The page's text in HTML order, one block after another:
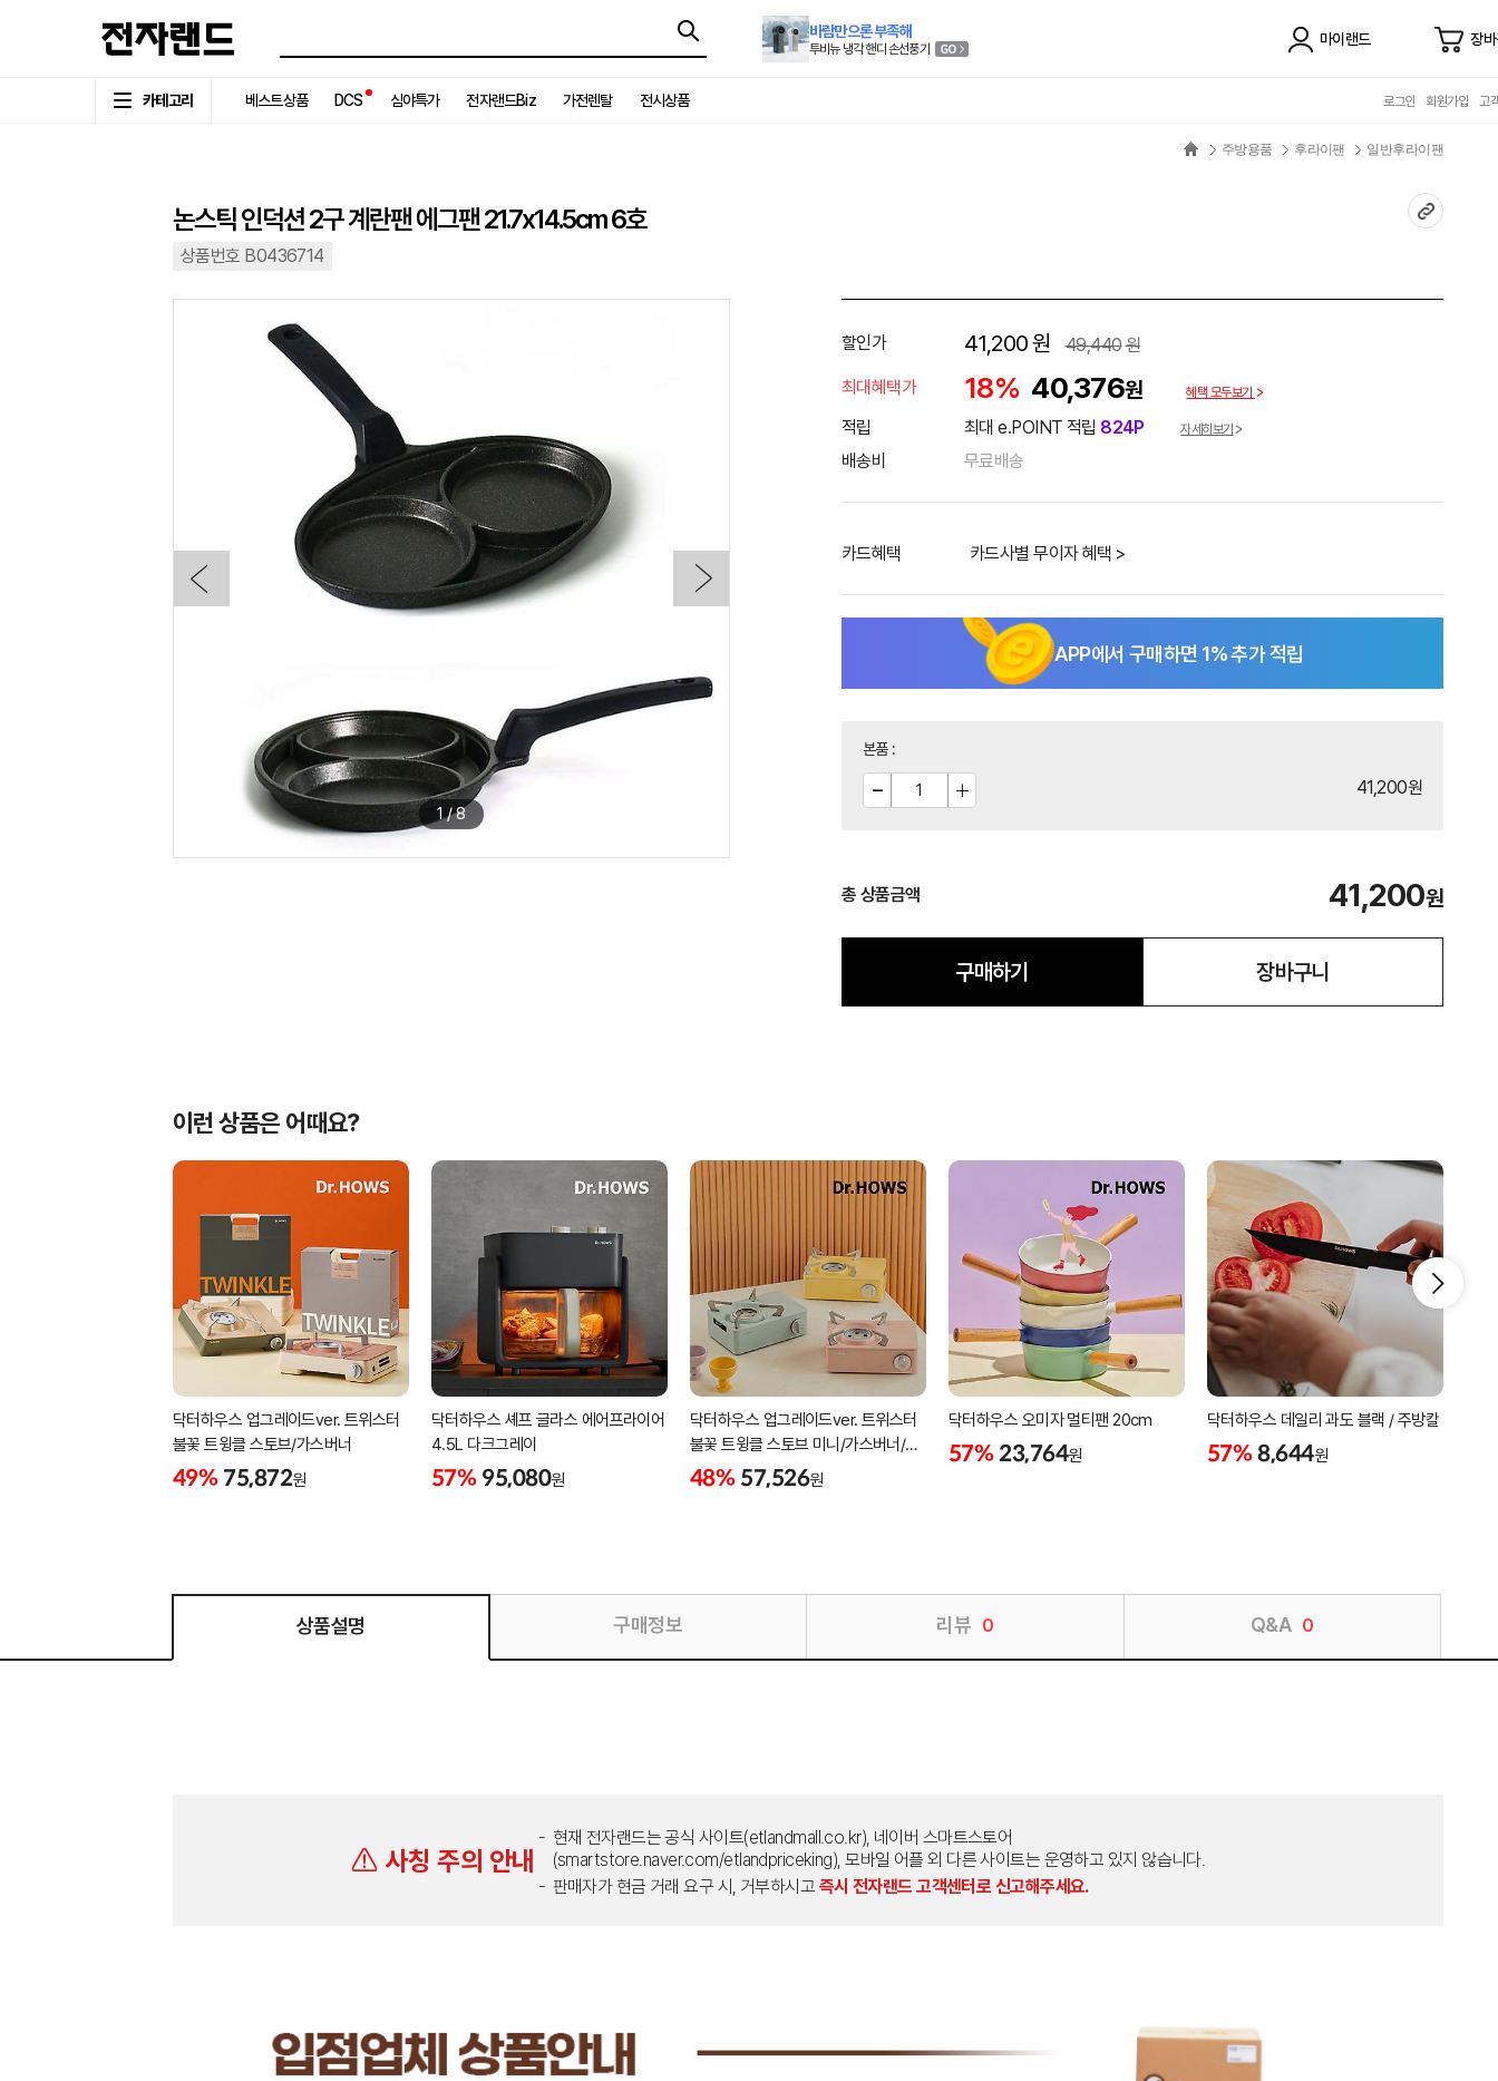
바람만으론 부족해
투비뉴 냉각 핸디 손선풍기
마이랜드 장
카테고리 베스트상품 DCS 심야특가 전자랜드Biz 가전렌탈 전시상품 로그인 회원가입 고
주방용품 후라이팬 일반후라이팬
논스틱 인덕션 2구 계란팬 에그팬 21.7x14.5cm 6호
상품번호 B0436714
1/8
할인가 41,200원 49,440원
최대혜택가
18% 40,376원 혜택 모두보기
적립 최대 e.POINT 적립 824P 자세히보기
배송비 무료배송
카드혜택 카드사별 무이자 혜택 >
APP에서 구매하면 1% 추가 적립
본품:
41,200원
총 상품금액 41,200원
구매하기 장바구니
이런 상품은 어때요?
닥터하우스 업그레이드ver. 트위스터
불꽃 트윙클 스토브/가스버너
49% 75,872원
닥터하우스 셰프 글라스 에어프라이어
4.5L 다크그레이
57% 95,080원
닥터하우스 업그레이드ver. 트위스터
불꽃 트윙클 스토브 미니/가스버너/
캠핑버너
48% 57,526원
닥터하우스 오미자 멀티팬 20cm
57% 23,764원
닥터하우스 데일리 과도 블랙 / 주방칼
57% 8,644원
상품설명 구매정보 리뷰 0 Q&A 0
사칭 주의 안내
현재 전자랜드는 공식 사이트(etlandmall.co.kr), 네이버 스마트스토어
(smartstore.naver.com/etlandpriceking), 모바일 어플 외 다른 사이트는 운영하고 있지 않습니다.
판매자가 현금 거래 요구 시, 거부하시고 즉시 전자랜드 고객센터로 신고해주세요.